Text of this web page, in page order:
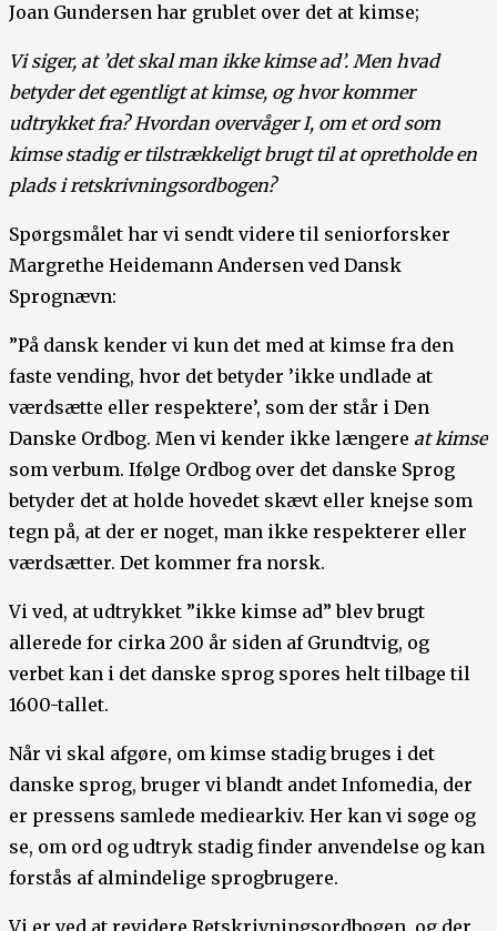
Joan Gundersen har grublet over det at kimse;
Vi siger, at ’det skal man ikke kimse ad’. Men hvad
betyder det egentligt at kimse, og hvor kommer
udtrykket fra? Hvordan overvåger I, om et ord som
kimse stadig er tilstrækkeligt brugt til at opretholde en
plads i retskrivningsordbogen?
Spørgsmålet har vi sendt videre til seniorforsker
Margrethe Heidemann Andersen ved Dansk
Sprognævn:
”På dansk kender vi kun det med at kimse fra den
faste vending, hvor det betyder ’ikke undlade at
værdsætte eller respektere’, som der står i Den
Danske Ordbog. Men vi kender ikke længere at kimse
som verbum. Ifølge Ordbog over det danske Sprog
betyder det at holde hovedet skævt eller knejse som
tegn på, at der er noget, man ikke respekterer eller
værdsætter. Det kommer fra norsk.
Vi ved, at udtrykket ”ikke kimse ad” blev brugt
allerede for cirka 200 år siden af Grundtvig, og
verbet kan i det danske sprog spores helt tilbage til
1600-tallet.
Når vi skal afgøre, om kimse stadig bruges i det
danske sprog, bruger vi blandt andet Infomedia, der
er pressens samlede mediearkiv. Her kan vi søge og
se, om ord og udtryk stadig finder anvendelse og kan
forstås af almindelige sprogbrugere.